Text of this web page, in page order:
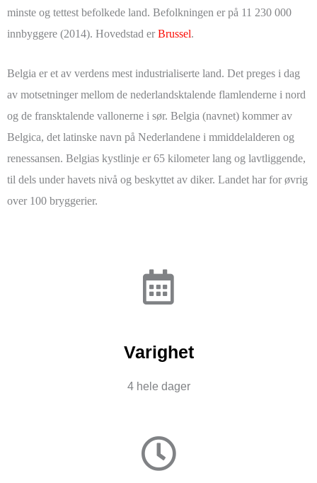
minste og tettest befolkede land. Befolkningen er på 11 230 000
innbyggere (2014). Hovedstad er Brussel.
Belgia er et av verdens mest industrialiserte land. Det preges i dag
av motsetninger mellom de nederlandsktalende flamlenderne i nord
og de fransktalende vallonerne i sør. Belgia (navnet) kommer av
Belgica, det latinske navn på Nederlandene i mmiddelalderen og
renessansen. Belgias kystlinje er 65 kilometer lang og lavtliggende,
til dels under havets nivå og beskyttet av diker. Landet har for øvrig
over 100 bryggerier.
Varighet
4 hele dager